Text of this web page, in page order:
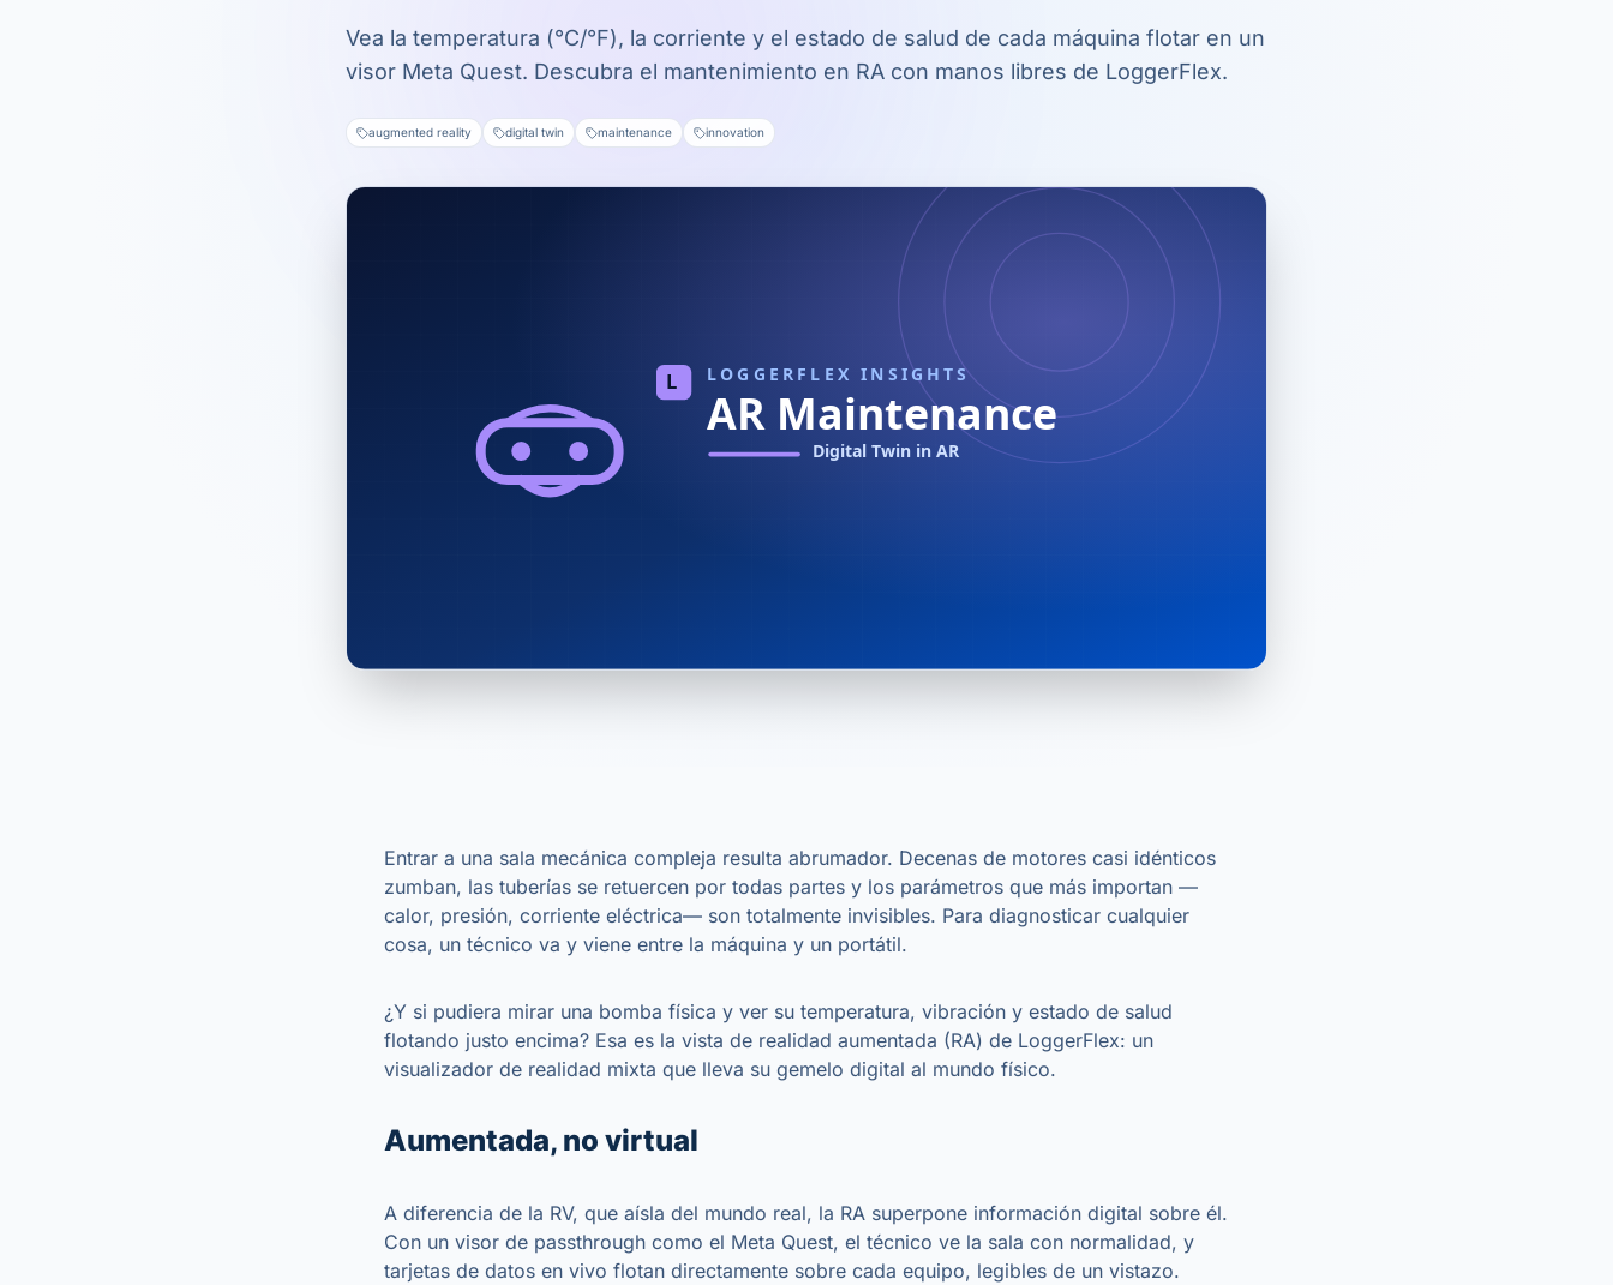
Vea la temperatura (°C/°F), la corriente y el estado de salud de cada máquina flotar en un
visor Meta Quest. Descubra el mantenimiento en RA con manos libres de LoggerFlex.
augmented reality digital twin maintenance innovation
Entrar a una sala mecánica compleja resulta abrumador. Decenas de motores casi idénticos
zumban, las tuberías se retuercen por todas partes y los parámetros que más importan —
calor, presión, corriente eléctrica— son totalmente invisibles. Para diagnosticar cualquier
cosa, un técnico va y viene entre la máquina y un portátil.
¿Y si pudiera mirar una bomba física y ver su temperatura, vibración y estado de salud
flotando justo encima? Esa es la vista de realidad aumentada (RA) de LoggerFlex: un
visualizador de realidad mixta que lleva su gemelo digital al mundo físico.
Aumentada, no virtual
A diferencia de la RV, que aísla del mundo real, la RA superpone información digital sobre él.
Con un visor de passthrough como el Meta Quest, el técnico ve la sala con normalidad, y
tarjetas de datos en vivo flotan directamente sobre cada equipo, legibles de un vistazo.